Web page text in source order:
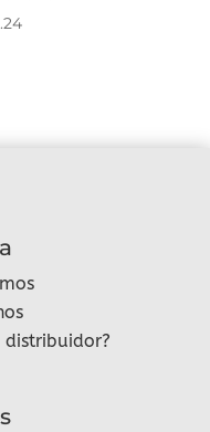
distribuidor?